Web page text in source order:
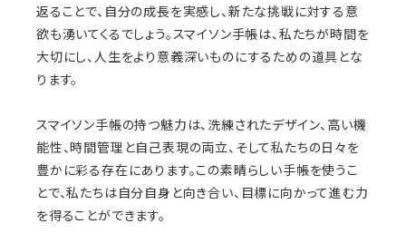
返ることで、自分の成長を実感し、新たな挑戦に対する意
欲も湧いてくるでしょう。スマイソン手帳は、私たちが時間を
大切にし、人生をより意義深いものにするための道具とな
ります。
スマイソン手帳の持つ魅力は、洗練されたデザイン、高い機
能性、時間管理と自己表現の両立、そして私たちの日々を
豊かに彩る存在にあります。この素晴らしい手帳を使うこ
とで、私たちは自分自身と向き合い、目標に向かって進む力
を得ることができます。